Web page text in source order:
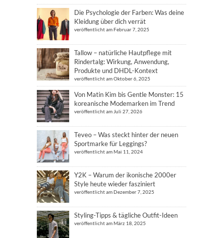
Die Psychologie der Farben: Was deine
Kleidung über dich verrät
veröffentlicht am Februar 7, 2025
Tallow – natürliche Hautpflege mit
Rindertalg: Wirkung, Anwendung,
Produkte und DHDL-Kontext
veröffentlicht am Oktober 6, 2025
Von Matin Kim bis Gentle Monster: 15
koreanische Modemarken im Trend
veröffentlicht am Juli 27, 2026
Teveo – Was steckt hinter der neuen
Sportmarke für Leggings?
veröffentlicht am Mai 11, 2024
Y2K – Warum der ikonische 2000er
Style heute wieder fasziniert
veröffentlicht am Dezember 7, 2025
Styling-Tipps & tägliche Outfit-Ideen
veröffentlicht am März 18, 2025